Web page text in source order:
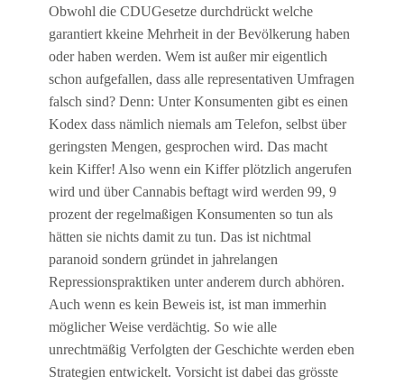
Obwohl die CDUGesetze durchdrückt welche
garantiert kkeine Mehrheit in der Bevölkerung haben
oder haben werden. Wem ist außer mir eigentlich
schon aufgefallen, dass alle representativen Umfragen
falsch sind? Denn: Unter Konsumenten gibt es einen
Kodex dass nämlich niemals am Telefon, selbst über
geringsten Mengen, gesprochen wird. Das macht
kein Kiffer! Also wenn ein Kiffer plötzlich angerufen
wird und über Cannabis beftagt wird werden 99, 9
prozent der regelmaßigen Konsumenten so tun als
hätten sie nichts damit zu tun. Das ist nichtmal
paranoid sondern gründet in jahrelangen
Repressionspraktiken unter anderem durch abhören.
Auch wenn es kein Beweis ist, ist man immerhin
möglicher Weise verdächtig. So wie alle
unrechtmäßig Verfolgten der Geschichte werden eben
Strategien entwickelt. Vorsicht ist dabei das grösste